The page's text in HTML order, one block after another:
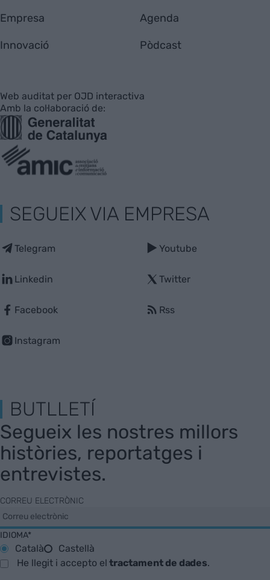
Empresa
Innovació
Agenda
Pòdcast
Web auditat per OJD interactiva
Amb la col·laboració de:
SEGUEIX VIA EMPRESA
Telegram
Linkedin
Facebook
Instagram
Youtube
Twitter
Rss
BUTLLETÍ
Segueix les nostres millors
històries, reportatges i
entrevistes.
CORREU ELECTRÒNIC
IDIOMA*
Català
Castellà
He llegit i accepto eltractament de dades.